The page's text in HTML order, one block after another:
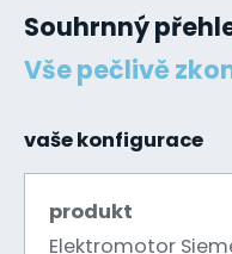
Souhrnný
Vše pečlivě
vaše konfigurace
produkt
Elektromotor